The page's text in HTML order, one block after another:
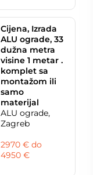
Cijena, Izrada
ALU ograde, 33
dužna metra
visine 1 metar .
komplet sa
montažom ili
samo
materijal
ALU ograde,
Zagreb
2970 € do
4950 €